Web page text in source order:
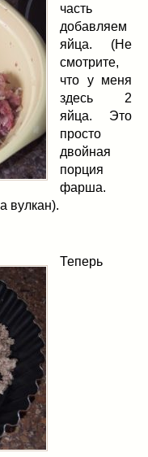
часть
добавляем
яйца. (Не
смотрите,
что у меня
здесь 2
яйца. Это
просто
двойная
порция
фарша.
вулкан).
Теперь